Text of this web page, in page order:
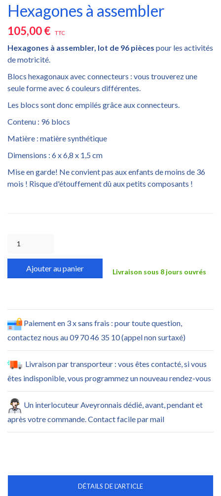
Hexagones à assembler
105,00 € TTC
Hexagones à assembler, lot de 96 pièces pour les activités
de motricité.
Blocs hexagonaux avec connecteurs : vous trouverez une
seule forme avec 6 couleurs différentes.
Les blocs sont donc empilés grâce aux connecteurs.
Contenu : 96 blocs
Matière : matière synthétique
Dimensions : 6 x 6,8 x 1,5 cm
Mise en garde! Ne convient pas aux enfants de moins de 36
mois ! Risque d'étouffement dû aux petits composants !
Ajouter au panier Livraison sous 8 jours ouvrés
Paiement en 3 x sans frais : pour toute question,
contactez nous au 09 70 46 35 10 (appel non surtaxé)
Livraison par transporteur : vous êtes contacté, si vous
êtes indisponible, vous programmez un nouveau rendez-vous
Un interlocuteur Aveyronnais dédié, avant, pendant et
après votre commande. Contact facile par mail
DÉTAILS DE L'ARTICLE